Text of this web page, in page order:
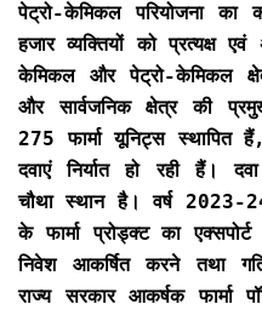
पेट्रो-केमिकल परियोजना
हजार व्यक्तियों को प्रत्यक्ष
केमिकल और पेट्रो-केमिकल
और सार्वजनिक क्षेत्र की
275 फार्मा यूनिट्स
दवाएं निर्यात हो रही हैं।
चौथा स्थान है। वर्ष
के फार्मा प्रोड्क्ट का
निवेश आकर्षित करने तथा
राज्य सरकार आकर्षक फार्मा